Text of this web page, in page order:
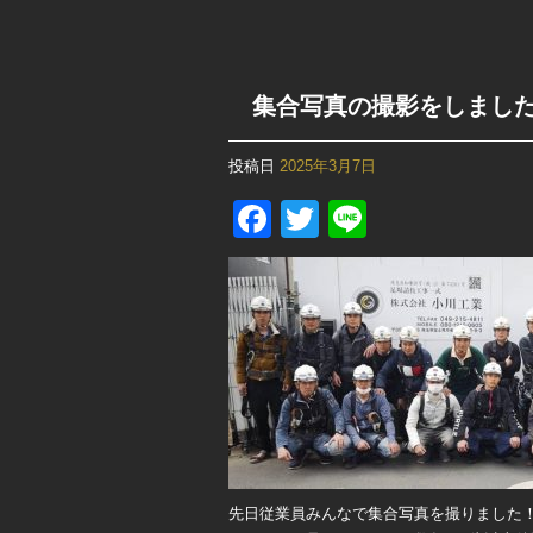
集合写真の撮影をしまし
投稿日 2025年3月7日
Facebook
Twitter
先日従業員みんなで集合写真を撮りました